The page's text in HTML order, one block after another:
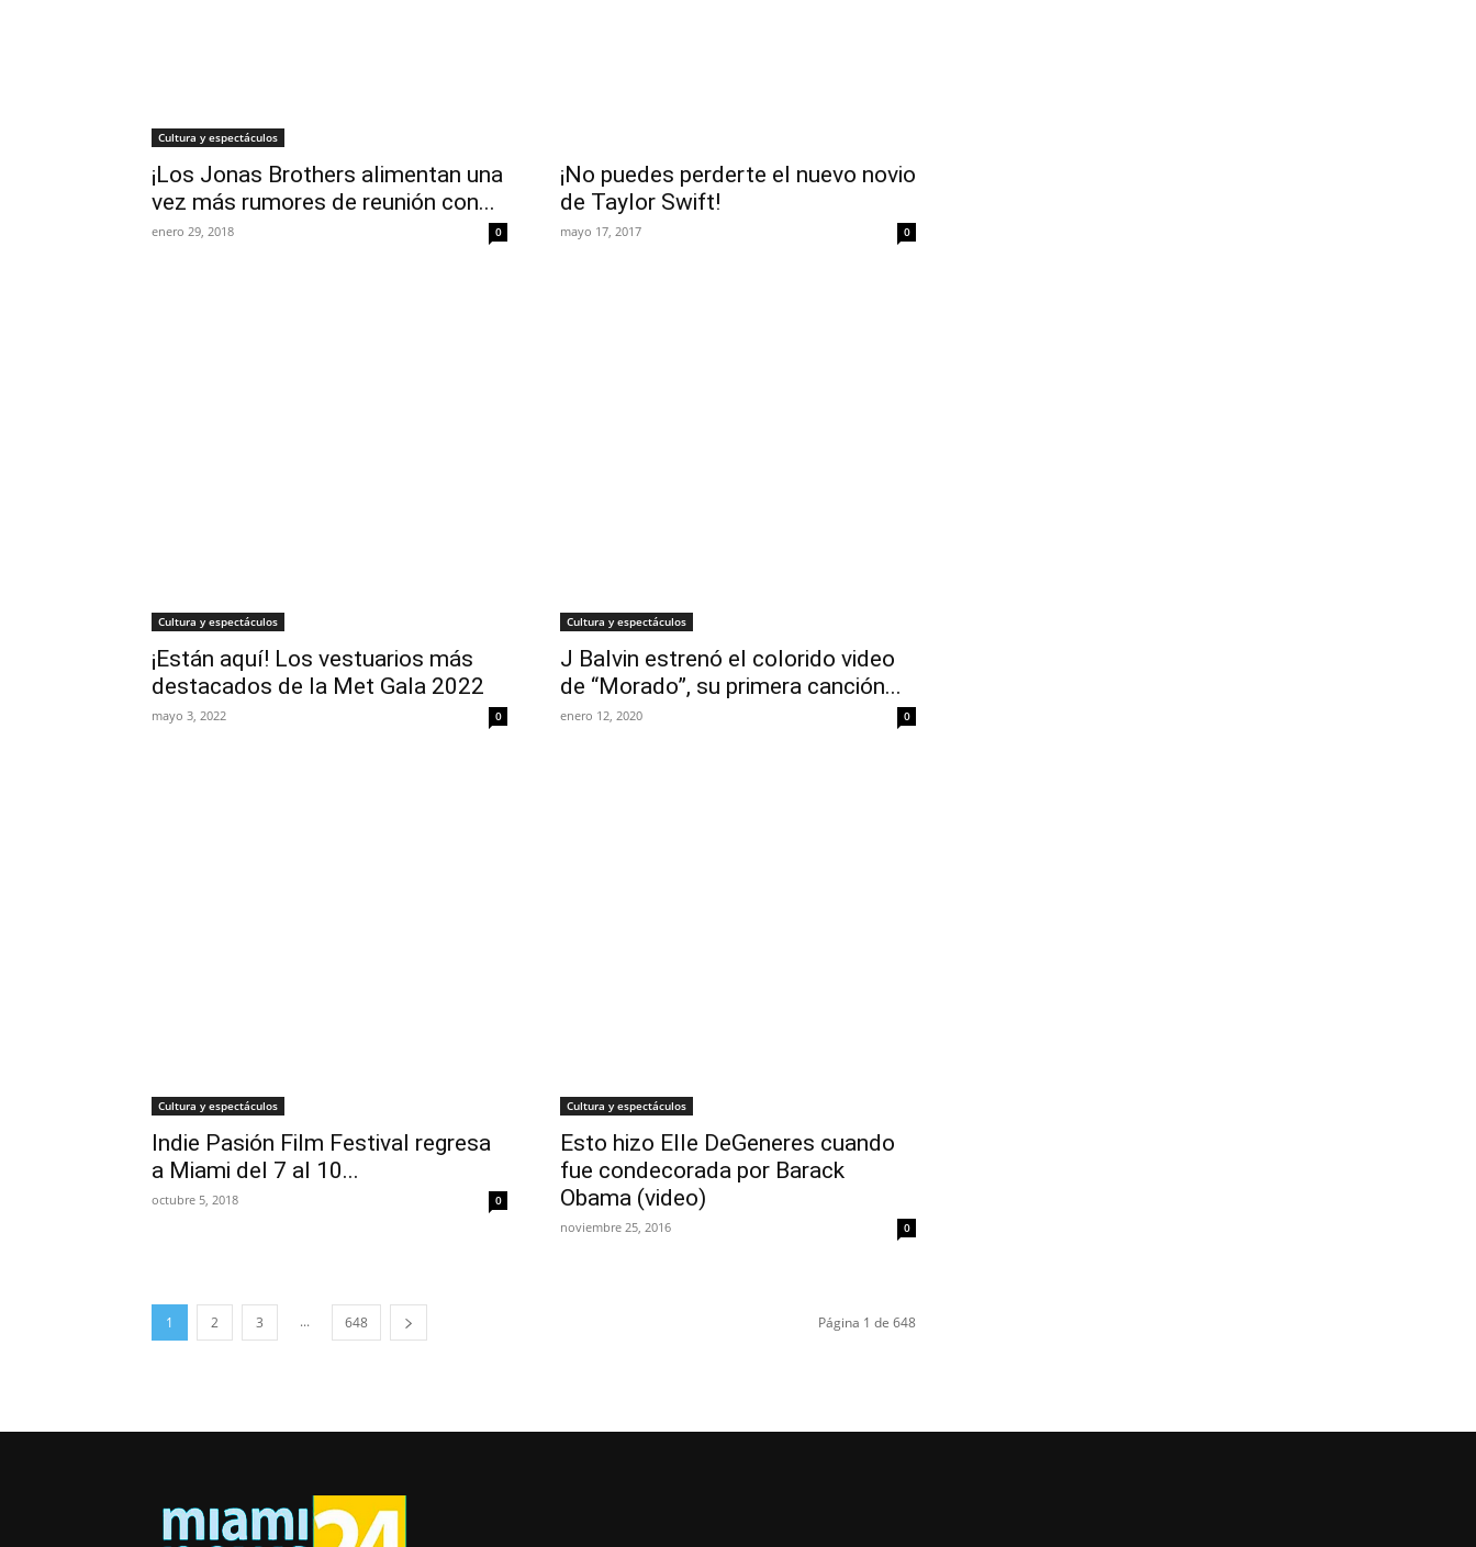
Cultura y espectáculos
¡Los Jonas Brothers alimentan una
vez más rumores de reunión con...
enero 29, 2018 0
¡No puedes perderte el nuevo novio
de Taylor Swift!
mayo 17, 2017 0
Cultura y espectáculos
¡Están aquí! Los vestuarios más
destacados de la Met Gala 2022
mayo 3, 2022 0
Cultura y espectáculos
J Balvin estrenó el colorido video
de “Morado”, su primera canción...
enero 12, 2020 0
Cultura y espectáculos
Indie Pasión Film Festival regresa
a Miami del 7 al 10...
octubre 5, 2018 0
Cultura y espectáculos
Esto hizo Elle DeGeneres cuando
fue condecorada por Barack
Obama (video)
noviembre 25, 2016 0
1 2 3 ... 648 Página 1 de 648